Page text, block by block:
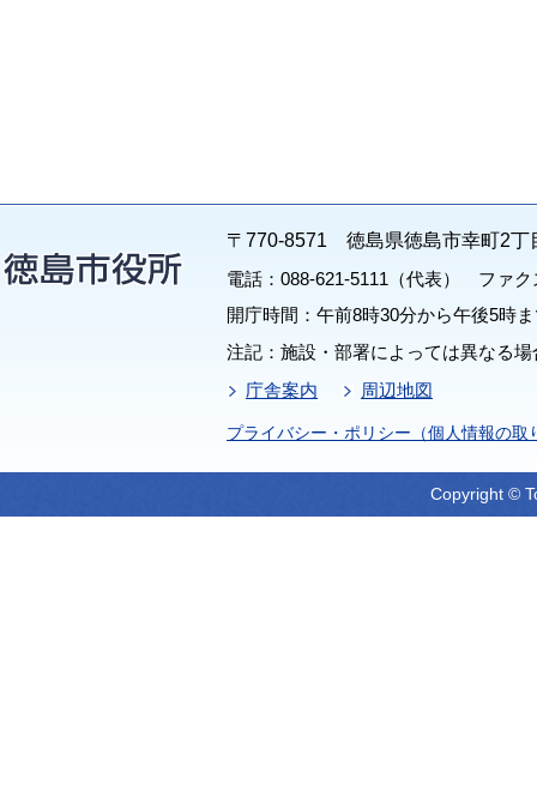
〒770-8571 徳島県徳島市幸町2丁
電話：088-621-5111（代表） ファク
開庁時間：午前8時30分から午後5時
注記：施設・部署によっては異なる
庁舎案内
周辺地図
プライバシー・ポリシー（個人情報の取
Copyright ©